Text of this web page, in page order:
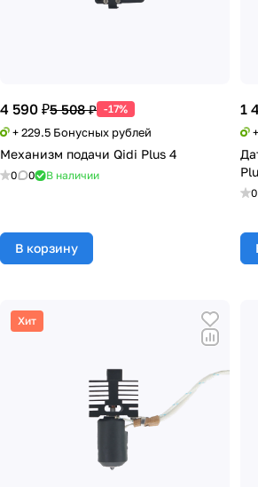
4 590 ₽5 508 ₽ -17%
+ 229.5 Бонусных рублей
Механизм подачи Qidi Plus 4
0 0 В наличии
В корзину
1
0
Хит